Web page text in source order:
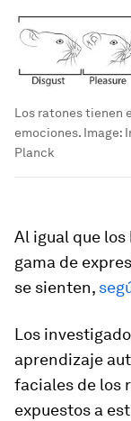
Los ratones tienen
emociones. Image:
Planck
Al igual que
gama de
se sienten,
Los
aprendizaje
faciales de los
expuestos a